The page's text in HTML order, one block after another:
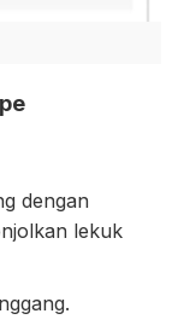
dengan
lekuk